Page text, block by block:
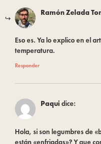
Ramón Zelada
Eso es. Ya lo explico en el
temperatura.
Responder
Paqui dice:
Hola, si son legumbres de
están «enfriadas»? Y que